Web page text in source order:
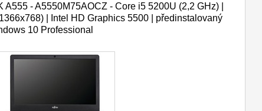
- A5550M75AOCZ - Core i5 5200U (2,2 GHz) |
| Intel HD Graphics 5500 | předinstalovaný
10 Professional